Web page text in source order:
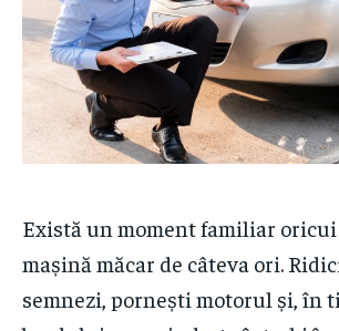
Există un moment familiar
mașină măcar de câteva ori.
semnezi, pornești motorul și, în